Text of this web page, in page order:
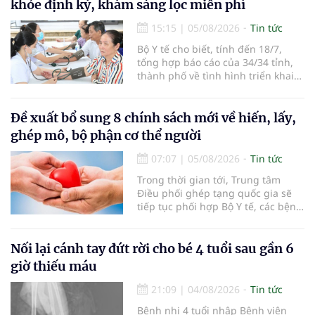
khỏe định kỳ, khám sàng lọc miễn phí
15:15 | 05/08/2026
Tin tức
Bộ Y tế cho biết, tính đến 18/7,
tổng hợp báo cáo của 34/34 tỉnh,
thành phố về tình hình triển khai
nhận 32.286.360 người, chiếm gần
30% dân số cả nước đã được khám
sức khỏe định kỳ năm nay.
Đề xuất bổ sung 8 chính sách mới về hiến, lấy,
ghép mô, bộ phận cơ thể người
07:07 | 05/08/2026
Tin tức
Trong thời gian tới, Trung tâm
Điều phối ghép tạng quốc gia sẽ
tiếp tục phối hợp Bộ Y tế, các bệnh
cường truyền thông, hoàn thiện
quy trình chuyên môn và hệ thống
hiến và ghép mô tạng.
Nối lại cánh tay đứt rời cho bé 4 tuổi sau gần 6
giờ thiếu máu
21:09 | 04/08/2026
Tin tức
Bệnh nhi 4 tuổi nhập Bệnh viện